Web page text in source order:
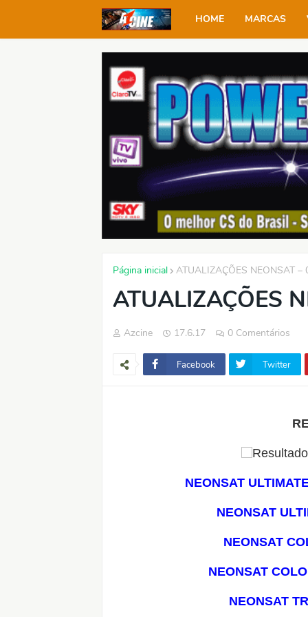
HOME MARCAS
Página inicial ATUALIZAÇÕES NEONSAT –
ATUALIZAÇÕES
Azcine 17.6.17 0 Comentários
Facebook Twitter
NEONSAT
NEONSAT
NEONSAT
NEONSAT
NEONSAT